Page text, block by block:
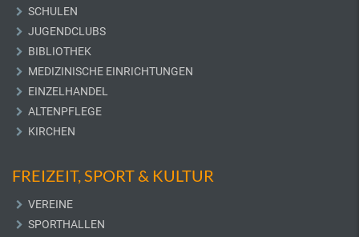
SCHULEN
JUGENDCLUBS
BIBLIOTHEK
MEDIZINISCHE EINRICHTUNGEN
EINZELHANDEL
ALTENPFLEGE
KIRCHEN
FREIZEIT, SPORT & KULTUR
VEREINE
SPORTHALLEN